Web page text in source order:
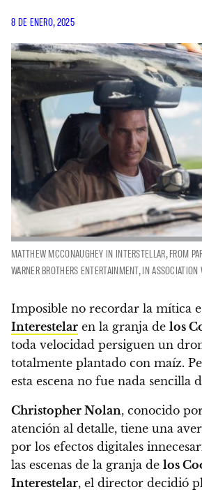
8 DE ENERO, 2025
MATTHEW MCCONAUGHEY IN INTERSTELLAR, FROM
WARNER BROTHERS ENTERTAINMENT, IN
Imposible no recordar la mítica
Interestelar en la granja de los
toda velocidad persiguen un
totalmente plantado con maíz.
esta escena no fue nada sencilla
Christopher Nolan, conocido
atención al detalle, tiene una
por los efectos digitales
las escenas de la granja de los
Interestelar, el director decidió